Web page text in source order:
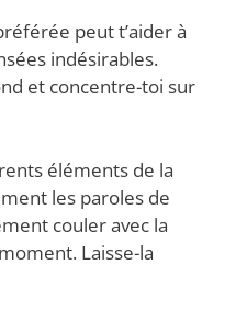
peut t’aider à
indésirables.
et concentre-toi sur
éléments de la
les paroles de
couler avec la
Laisse-la